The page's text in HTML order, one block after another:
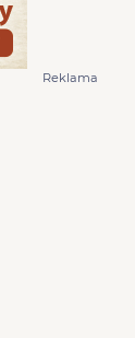
Reklama